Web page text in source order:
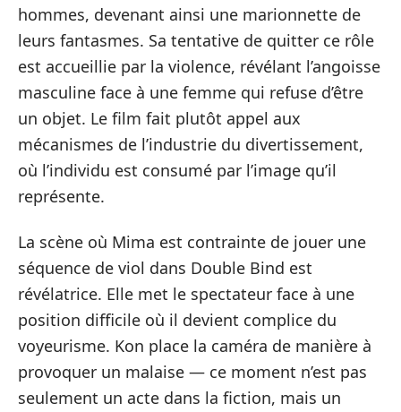
hommes, devenant ainsi une marionnette de
leurs fantasmes. Sa tentative de quitter ce rôle
est accueillie par la violence, révélant l’angoisse
masculine face à une femme qui refuse d’être
un objet. Le film fait plutôt appel aux
mécanismes de l’industrie du divertissement,
où l’individu est consumé par l’image qu’il
représente.
La scène où Mima est contrainte de jouer une
séquence de viol dans Double Bind est
révélatrice. Elle met le spectateur face à une
position difficile où il devient complice du
voyeurisme. Kon place la caméra de manière à
provoquer un malaise — ce moment n’est pas
seulement un acte dans la fiction, mais un